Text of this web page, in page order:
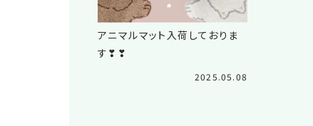
アニマルマット入荷しておりま
す❣❣
2025.05.08